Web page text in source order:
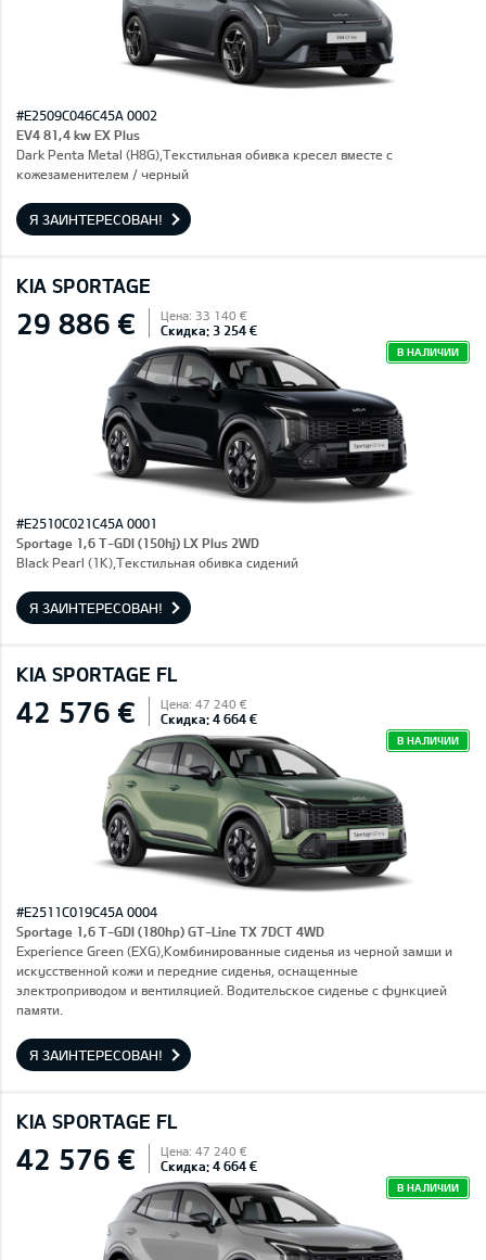
#E2509C046C45A 0002
EV4 81,4 kw EX Plus
Dark Penta Metal (H8G),Текстильная обивка кресел вместе с
кожезаменителем / черный
Я ЗАИНТЕРЕСОВАН!
KIA SPORTAGE
29 886 € Цена: 33 140 €
Скидка: 3 254 €
В НАЛИЧИИ
#E2510C021C45A 0001
Sportage 1,6 T-GDI (150hj) LX Plus 2WD
Black Pearl (1K),Текстильная обивка сидений
Я ЗАИНТЕРЕСОВАН!
KIA SPORTAGE FL
42 576 € Цена: 47 240 €
Скидка: 4 664 €
В НАЛИЧИИ
#E2511C019C45A 0004
Sportage 1,6 T-GDI (180hp) GT-Line TX 7DCT 4WD
Experience Green (EXG),Комбинированные сиденья из черной замши и
искусственной кожи и передние сиденья, оснащенные
электроприводом и вентиляцией. Водительское сиденье с функцией
памяти.
Я ЗАИНТЕРЕСОВАН!
KIA SPORTAGE FL
42 576 € Цена: 47 240 €
Скидка: 4 664 €
В НАЛИЧИИ